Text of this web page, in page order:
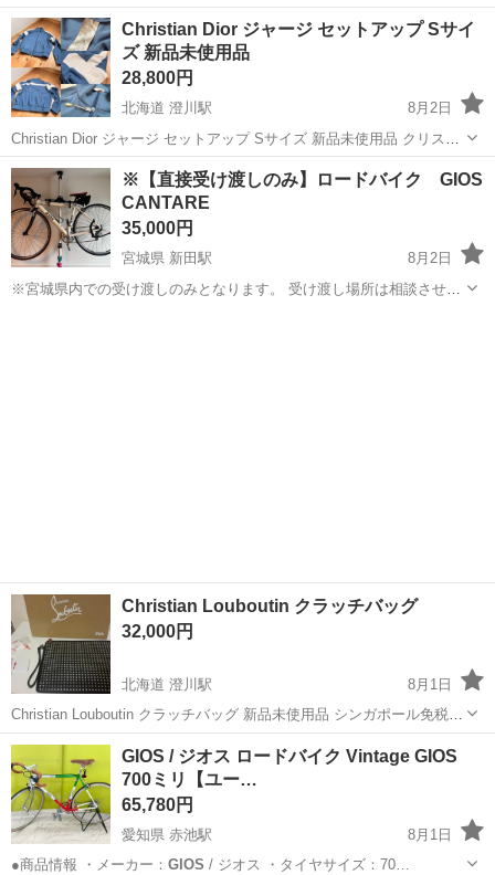
イ…
兵庫 神戸市
Christian Dior ジャージ セットアップ Sサイ
ズ 新品未使用品
28,800円
北海道 澄川駅
8月2日
Christian Dior ジャージ セットアップ Sサイズ 新品未使用品 クリスチ
ャンディオールの並行輸入品、ジャージセットアップになります。 当
方95.,000円で購入しました。 サイズはSサイズですが、オーバー...
北海道 札幌市 澄川駅 その他 Christian Dior
※【直接受け渡しのみ】ロードバイク GIOS
CANTARE
35,000円
宮城県 新田駅
8月2日
※宮城県内での受け渡しのみとなります。 受け渡し場所は相談させて
Christian Louboutin クラッチバッグ
32,000円
北海道 澄川駅
8月1日
Christian Louboutin クラッチバッグ 新品未使用品 シンガポール免税店
にて購入。 当方130,000円程で購入しました。 この価格ですのでご了
承の上ご購入ください。 Louis Vuitton ルイ...
北海道 札幌市
GIOS / ジオス ロードバイク Vintage GIOS
700ミリ【ユー…
65,780円
愛知県 赤池駅
8月1日
●商品情報 ・メーカー： GIOS / ジオス ・タイヤサイズ：70…